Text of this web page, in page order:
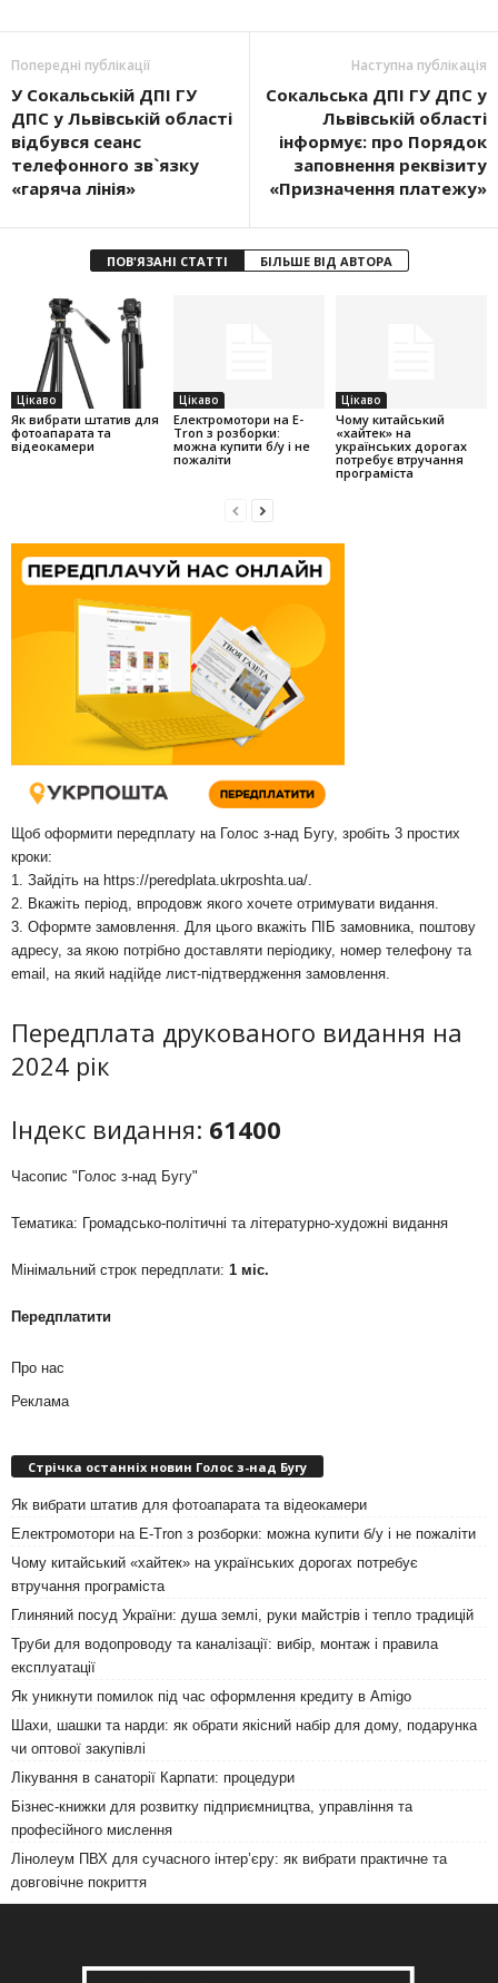
Попередні публікації
У Сокальській ДПІ ГУ
ДПС у Львівській області
відбувся сеанс
телефонного зв`язку
«гаряча лінія»
Наступна публікація
Сокальська ДПІ ГУ ДПС у
Львівській області
інформує: про Порядок
заповнення реквізиту
«Призначення платежу»
ПОВ'ЯЗАНІ СТАТТІ БІЛЬШЕ ВІД АВТОРА
Цікаво
Як вибрати штатив для
фотоапарата та
відеокамери
Цікаво
Електромотори на E-
Tron з розборки:
можна купити б/у і не
пожаліти
Цікаво
Чому китайський
«хайтек» на
українських дорогах
потребує втручання
програміста
Щоб оформити передплату на Голос з-над Бугу, зробіть 3 простих
кроки:
1. Зайдіть на https://peredplata.ukrposhta.ua/.
2. Вкажіть період, впродовж якого хочете отримувати видання.
3. Оформте замовлення. Для цього вкажіть ПІБ замовника, поштову
адресу, за якою потрібно доставляти періодику, номер телефону та
email, на який надійде лист-підтвердження замовлення.
Передплата друкованого видання на
2024 рік
Індекс видання: 61400
Часопис "Голос з-над Бугу"
Тематика: Громадсько-політичні та літературно-художні видання
Мінімальний строк передплати: 1 міс.
Передплатити
Про нас
Реклама
Стрічка останніх новин Голос з-над Бугу
Як вибрати штатив для фотоапарата та відеокамери
Електромотори на E-Tron з розборки: можна купити б/у і не пожаліти
Чому китайський «хайтек» на українських дорогах потребує
втручання програміста
Глиняний посуд України: душа землі, руки майстрів і тепло традицій
Труби для водопроводу та каналізації: вибір, монтаж і правила
експлуатації
Як уникнути помилок під час оформлення кредиту в Amigo
Шахи, шашки та нарди: як обрати якісний набір для дому, подарунка
чи оптової закупівлі
Лікування в санаторії Карпати: процедури
Бізнес-книжки для розвитку підприємництва, управління та
професійного мислення
Лінолеум ПВХ для сучасного інтер’єру: як вибрати практичне та
довговічне покриття